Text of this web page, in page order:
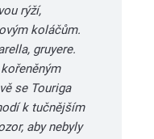
rýží,
koláčům.
gruyere.
se Touriga
k tučnějším
aby nebyly